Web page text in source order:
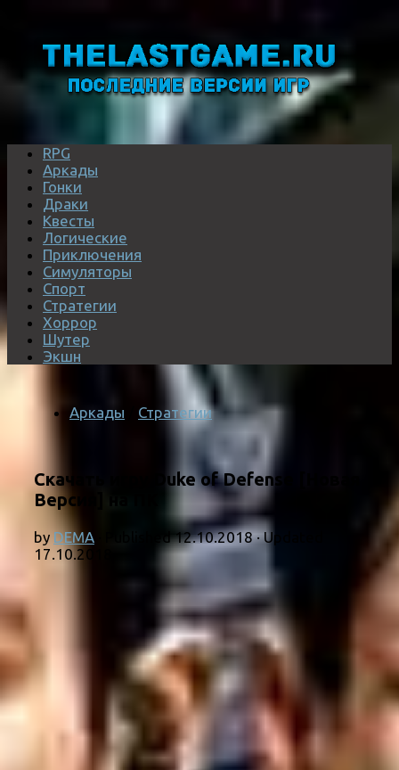
RPG
Аркады
Гонки
Драки
Квесты
Логические
Приключения
Симуляторы
Спорт
Стратегии
Хоррор
Шутер
Экшн
Аркады Стратегии
Скачать игру Duke of Defense [Новая
Версия] на ПК
by DEMA · Published12.10.2018· Updated
17.10.2018